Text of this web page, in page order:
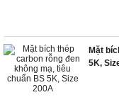
Mặt
5K,